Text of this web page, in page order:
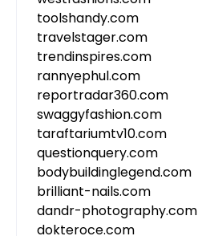
toolshandy.com
travelstager.com
trendinspires.com
rannyephul.com
reportradar360.com
swaggyfashion.com
taraftariumtv10.com
questionquery.com
bodybuildinglegend.com
brilliant-nails.com
dandr-photography.com
dokteroce.com